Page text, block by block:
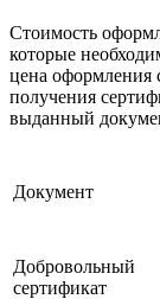
Стоимость
которые
цена оформления
получения
выданный
Документ
Добровольный
сертификат